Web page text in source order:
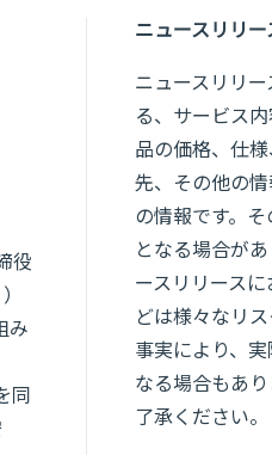
役
み
同
ニュースリリ
ニュースリリ
る、サービス
品の価格、仕
先、その他の
の情報です。
となる場合が
ースリリース
どは様々なリ
事実により、
なる場合もあ
了承ください。